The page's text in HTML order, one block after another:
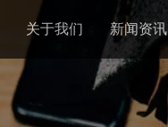
关于我们 新闻资讯